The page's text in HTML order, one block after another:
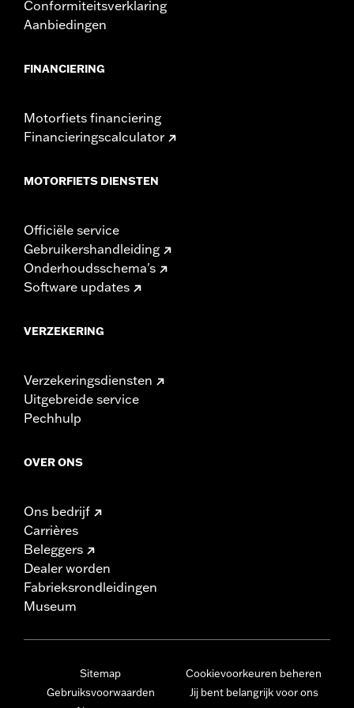
Conformiteitsverklaring
Aanbiedingen
FINANCIERING
Motorfiets financiering
Financieringscalculator
MOTORFIETS DIENSTEN
Officiële service
Gebruikershandleiding
Onderhoudsschema's
Software updates
VERZEKERING
Verzekeringsdiensten
Uitgebreide service
Pechhulp
OVER ONS
Ons bedrijf
Carrières
Beleggers
Dealer worden
Fabrieksrondleidingen
Museum
Sitemap
Gebruiksvoorwaarden
Cookievoorkeuren beheren
Jij bent belangrijk voor ons